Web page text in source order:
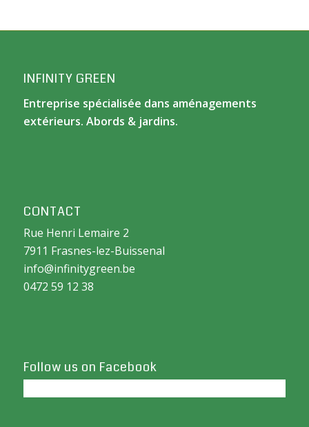
INFINITY GREEN
Entreprise spécialisée dans aménagements
extérieurs. Abords & jardins.
CONTACT
Rue Henri Lemaire 2
7911 Frasnes-lez-Buissenal
info@infinitygreen.be
0472 59 12 38
Follow us on Facebook